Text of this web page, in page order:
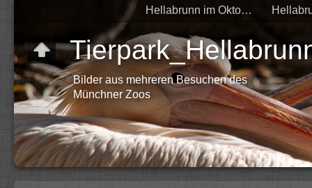
Hellabrunn im Oktober 2020
Bilder aus mehreren Besuchen des
Münchner Zoos